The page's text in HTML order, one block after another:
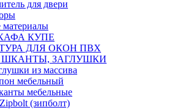
для двери
материалы
КУПЕ
ДЛЯ ОКОН ПВХ
ЗАГЛУШКИ
из массива
мебельный
мебельные
(зипболт)